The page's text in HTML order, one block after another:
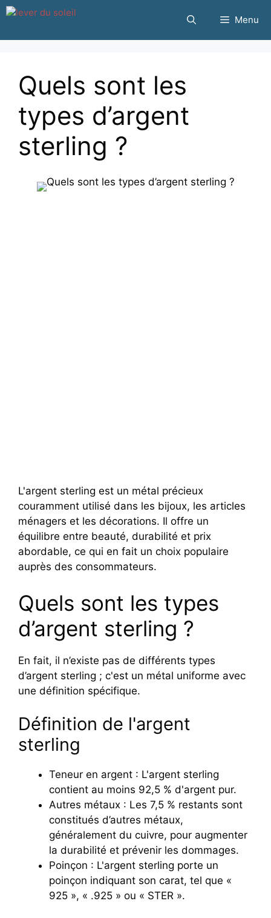
Passer
contenu
Menu
Quels sont les
types d’argent
sterling ?
L'argent sterling est un métal précieux
couramment utilisé dans les bijoux, les articles
ménagers et les décorations. Il offre un
équilibre entre beauté, durabilité et prix
abordable, ce qui en fait un choix populaire
auprès des consommateurs.
Quels sont les types
d’argent sterling ?
En fait, il n’existe pas de différents types
d’argent sterling ; c'est un métal uniforme avec
une définition spécifique.
Définition de l'argent
sterling
Teneur en argent : L'argent sterling
contient au moins 92,5 % d'argent pur.
Autres métaux : Les 7,5 % restants sont
constitués d’autres métaux,
généralement du cuivre, pour augmenter
la durabilité et prévenir les dommages.
Poinçon : L'argent sterling porte un
poinçon indiquant son carat, tel que «
925 », « .925 » ou « STER ».